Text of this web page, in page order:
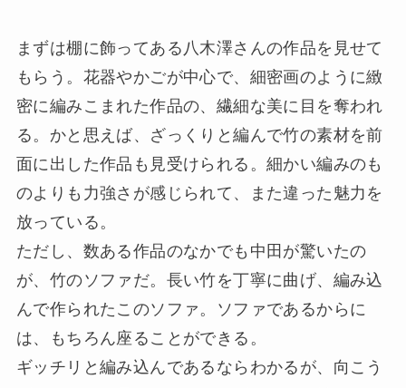
まずは棚に飾ってある八木澤さんの作品を見せて
もらう。花器やかごが中心で、細密画のように緻
密に編みこまれた作品の、繊細な美に目を奪われ
る。かと思えば、ざっくりと編んで竹の素材を前
面に出した作品も見受けられる。細かい編みのも
のよりも力強さが感じられて、また違った魅力を
放っている。
ただし、数ある作品のなかでも中田が驚いたの
が、竹のソファだ。長い竹を丁寧に曲げ、編み込
んで作られたこのソファ。ソファであるからに
は、もちろん座ることができる。
ギッチリと編み込んであるならわかるが、向こう